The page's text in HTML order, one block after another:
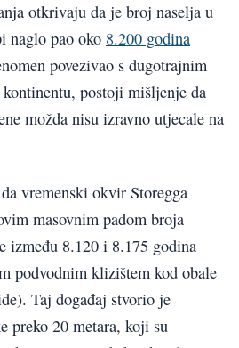
otkrivaju da je broj naselja u
naglo pao oko 8.200 godina
povezivao s dugotrajnim
postoji mišljenje da
možda nisu izravno utjecale na
vremenski okvir Storegga
masovnim padom broja
između 8.120 i 8.175 godina
podvodnim klizištem kod obale
Taj događaj stvorio je
preko 20 metara, koji su